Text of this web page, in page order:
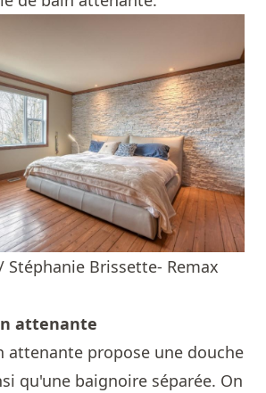
Stéphanie Brissette- Remax
attenante
attenante propose une douche
qu'une baignoire séparée. On